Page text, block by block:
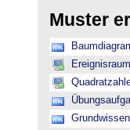
Muster
Grundwissen